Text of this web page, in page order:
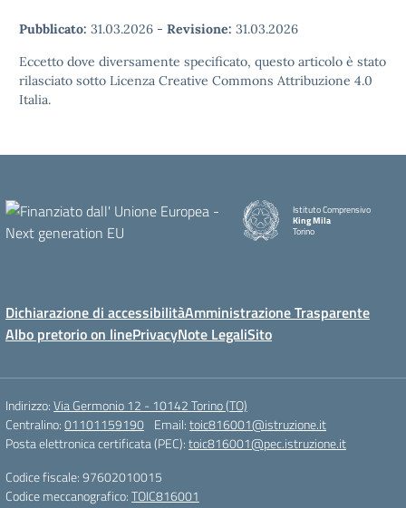
Pubblicato: 31.03.2026 - Revisione: 31.03.2026
Eccetto dove diversamente specificato, questo articolo è stato
rilasciato sotto Licenza Creative Commons Attribuzione 4.0
Italia.
Istituto Comprensivo
King Mila
Torino
Dichiarazione di accessibilitàAmministrazione Trasparente
Albo pretorio on linePrivacyNote LegaliSito
Indirizzo:Via Germonio 12 - 10142 Torino (TO)
Centralino:01101159190 Email:toic816001@istruzione.it
Posta elettronica certificata (PEC):toic816001@pec.istruzione.it
Codice fiscale: 97602010015
Codice meccanografico:TOIC816001